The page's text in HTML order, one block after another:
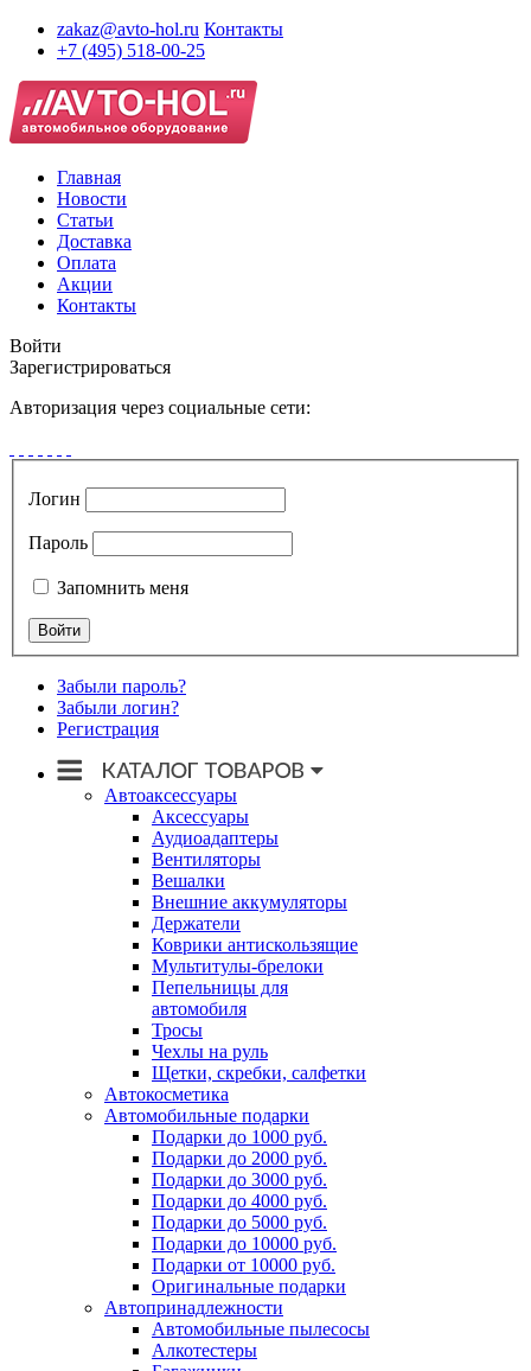
zakaz@avto-hol.ru Контакты
+7 (495) 518-00-25
Главная
Новости
Статьи
Доставка
Оплата
Акции
Контакты
Войти
Зарегистрироваться
Авторизация через социальные сети:
Логин
Пароль
Запомнить меня
Забыли пароль?
Забыли логин?
Регистрация
Автоаксессуары
Аксессуары
Аудиоадаптеры
Вентиляторы
Вешалки
Внешние аккумуляторы
Держатели
Коврики антискользящие
Мультитулы-брелоки
Пепельницы для
автомобиля
Тросы
Чехлы на руль
Щетки, скребки, салфетки
Автокосметика
Автомобильные подарки
Подарки до 1000 руб.
Подарки до 2000 руб.
Подарки до 3000 руб.
Подарки до 4000 руб.
Подарки до 5000 руб.
Подарки до 10000 руб.
Подарки от 10000 руб.
Оригинальные подарки
Автопринадлежности
Автомобильные пылесосы
Алкотестеры